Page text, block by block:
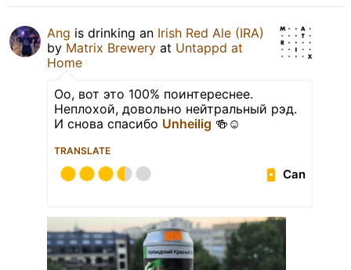
Ang is drinking an Irish Red Ale (IRA)
by Matrix Brewery at Untappd at
Home
Оо, вот это 100% поинтереснее.
Неплохой, довольно нейтральный рэд.
И снова спасибо Unheilig 🍻☺️
TRANSLATE
Can